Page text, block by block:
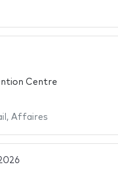
Centre
, Affaires